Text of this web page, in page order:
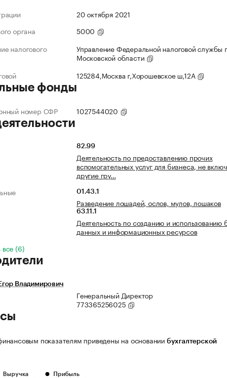
20 октября 2021
органа
5000
налогового
Управление Федеральной налоговой службы
Московской области
125284,Москва г,Хорошевское ш,12А
фонды
номер СФР 1027544020
82.99
Деятельность по предоставлению прочих
вспомогательных услуг для бизнеса, не
другие гру…
01.43.1
Разведение лошадей, ослов, мулов, лошаков
63.11.1
Деятельность по созданию и использованию
данных и информационных ресурсов
(6)
Владимирович
Генеральный Директор
773365256025
показателям приведены на основании бухгалтерской
Выручка Прибыль